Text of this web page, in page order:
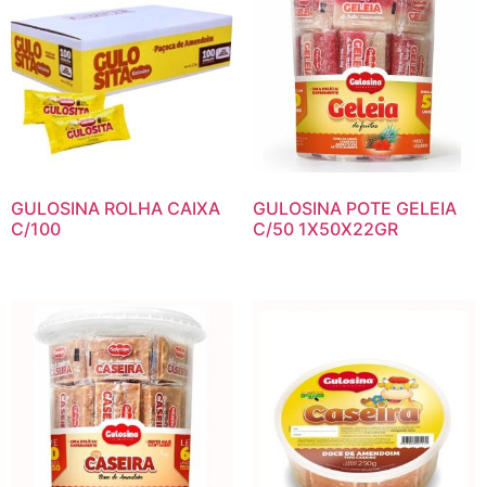
GULOSINA ROLHA CAIXA
C/100
GULOSINA POTE GELEIA
C/50 1X50X22GR